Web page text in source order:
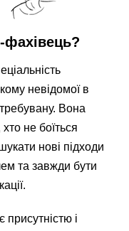
фахівець?
невідомої в
Вона
не боїться
нові підходи
та завжди бути
присутністю і